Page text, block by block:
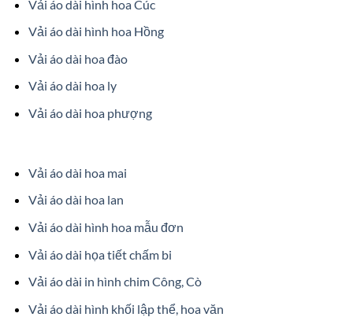
Vải áo dài hình hoa Cúc
Vải áo dài hình hoa Hồng
Vải áo dài hoa đào
Vải áo dài hoa ly
Vải áo dài hoa phượng
Vải áo dài hoa mai
Vải áo dài hoa lan
Vải áo dài hình hoa mẫu đơn
Vải áo dài họa tiết chấm bi
Vải áo dài in hình chim Công, Cò
Vải áo dài hình khối lập thể, hoa văn